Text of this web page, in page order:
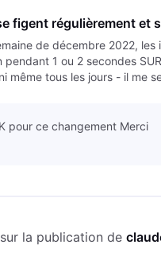
figent régulièrement et
de décembre 2022,
1 ou 2 secondes
même tous les jours - il me
pour ce changement Merci
la publication de